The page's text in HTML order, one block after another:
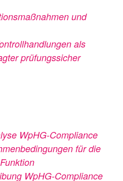
und
als
prüfungssicher
WpHG-Compliance
für die
WpHG-Compliance